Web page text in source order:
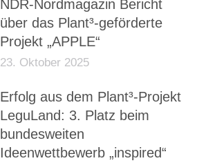
NDR-Nordmagazin Bericht
über das Plant³-geförderte
Projekt „APPLE“
23. Oktober 2025
Erfolg aus dem Plant³-Projekt
LeguLand: 3. Platz beim
bundesweiten
Ideenwettbewerb „inspired“